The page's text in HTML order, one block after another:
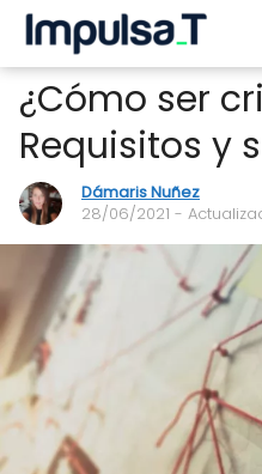
¿Cómo ser
Requisitos y
Dámaris Nuñez
28/06/2021 -